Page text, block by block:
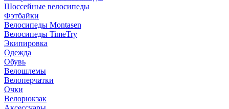
Шоссейные велосипеды
Фэтбайки
Велосипеды Montasen
Велосипеды TimeTry
Экипировка
Одежда
Обувь
Велошлемы
Велоперчатки
Очки
Велорюкзак